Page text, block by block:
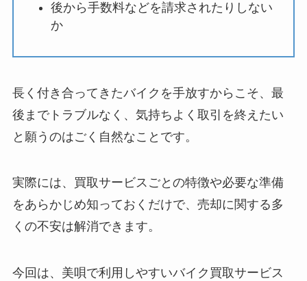
後から手数料などを請求されたりしない
か
長く付き合ってきたバイクを手放すからこそ、最
後までトラブルなく、気持ちよく取引を終えたい
と願うのはごく自然なことです。
実際には、買取サービスごとの特徴や必要な準備
をあらかじめ知っておくだけで、売却に関する多
くの不安は解消できます。
今回は、美唄で利用しやすいバイク買取サービス